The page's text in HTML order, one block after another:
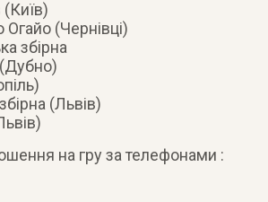
(Чернівці)
збірна
(Львів)
на гру за телефонами :